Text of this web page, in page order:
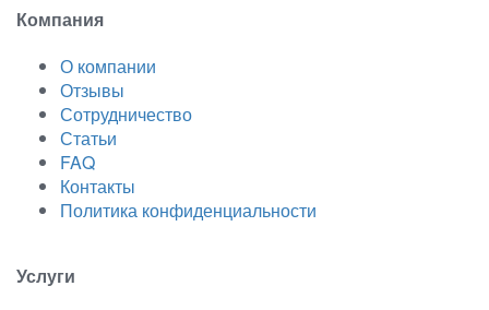
Компания
О компании
Отзывы
Сотрудничество
Статьи
FAQ
Контакты
Политика конфиденциальности
Услуги